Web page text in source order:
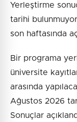
Yerleştirme
tarihi
son haftasında
Bir programa
üniversite
arasında
Ağustos 2026
Sonuçlar